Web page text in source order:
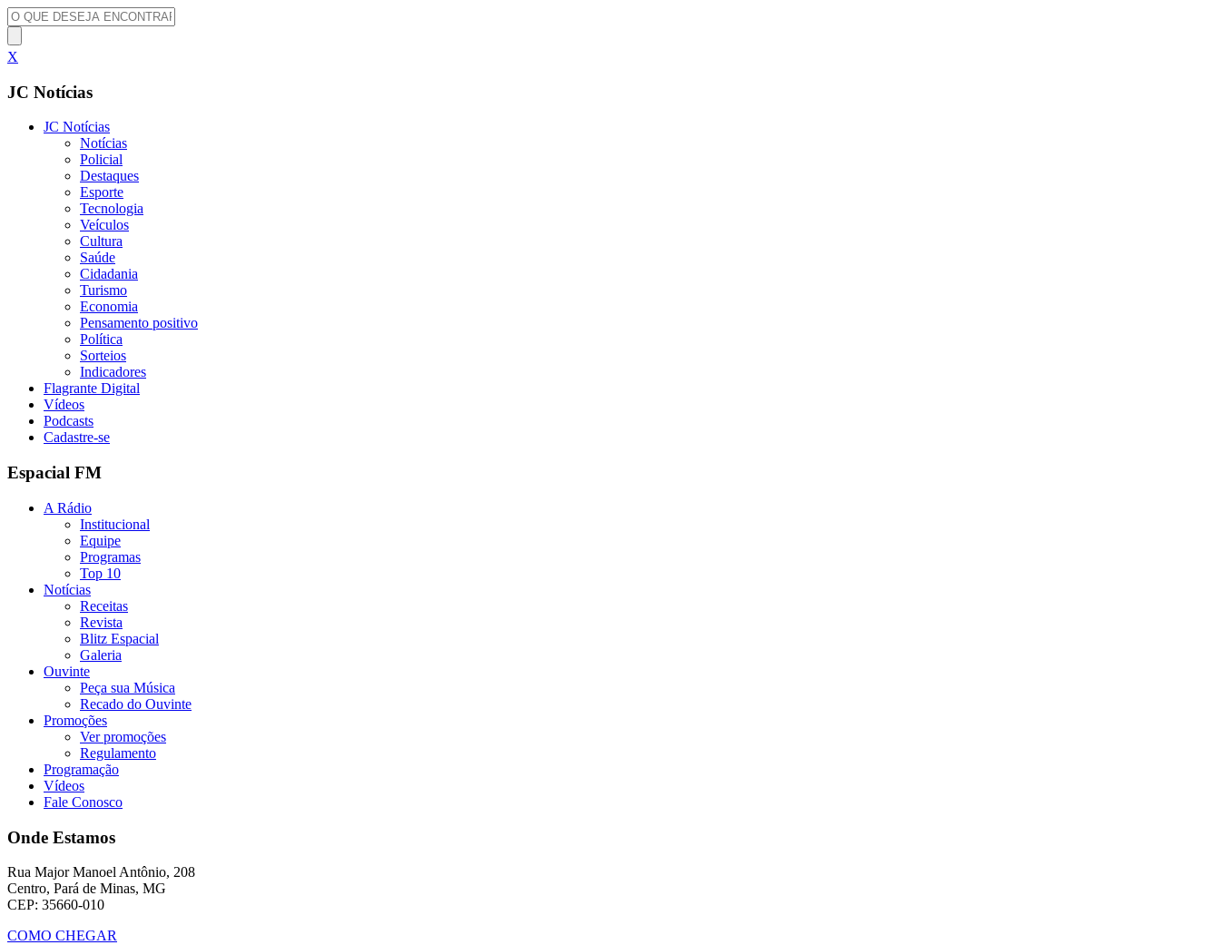
X
JC Notícias
JC Notícias
Notícias
Policial
Destaques
Esporte
Tecnologia
Veículos
Cultura
Saúde
Cidadania
Turismo
Economia
Pensamento positivo
Política
Sorteios
Indicadores
Flagrante Digital
Vídeos
Podcasts
Cadastre-se
Espacial FM
A Rádio
Institucional
Equipe
Programas
Top 10
Notícias
Receitas
Revista
Blitz Espacial
Galeria
Ouvinte
Peça sua Música
Recado do Ouvinte
Promoções
Ver promoções
Regulamento
Programação
Vídeos
Fale Conosco
Onde Estamos
Rua Major Manoel Antônio, 208
Centro, Pará de Minas, MG
CEP: 35660-010
COMO CHEGAR